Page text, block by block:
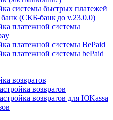
системы быстрых платежей
(СКБ-банк до v.23.0.0)
платежной системы
платежной системы BePaid
платежной системы bePaid
возвратов
возвратов
возвратов для ЮKassa